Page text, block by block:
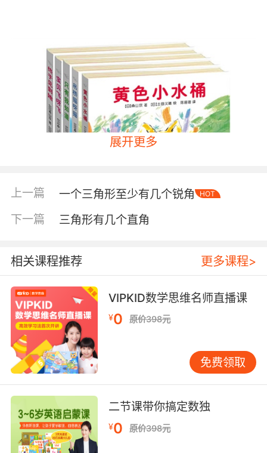
内容简介
小狐狸在独木桥旁边发现一个黄色的水桶，却不
知道是谁的。小兔子和小熊都说，黄色水桶很适
合小狐狸呢，简直就像是小狐狸的一样！如果一
展开更多
上一篇 一个三角形至少有几个锐角 HOT
下一篇 三角形有几个直角
相关课程推荐 更多课程>
VIPKID数学思维名师直播课
¥0 原价398元
免费领取
二节课带你搞定数独
¥0 原价398元